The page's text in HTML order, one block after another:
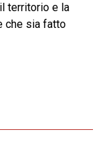
territorio e la
che sia fatto